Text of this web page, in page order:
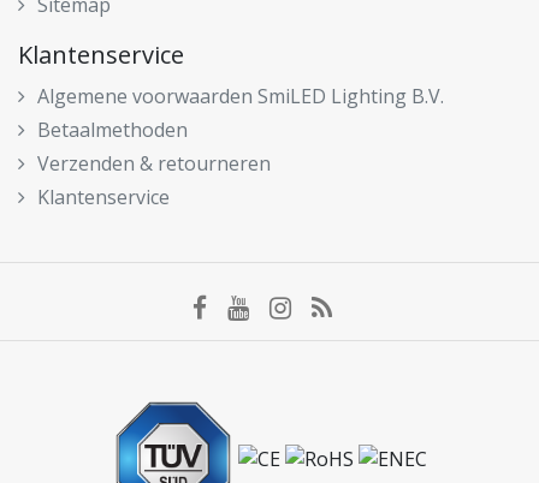
Klantenservice
Algemene voorwaarden SmiLED Lighting B.V.
Betaalmethoden
Verzenden & retourneren
Klantenservice